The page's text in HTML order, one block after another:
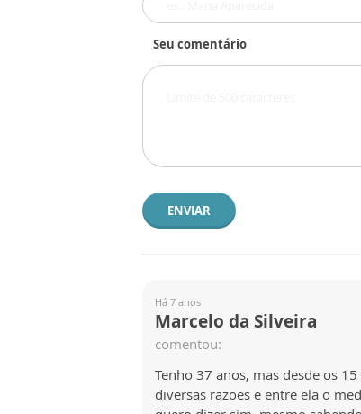
Seu comentário
ENVIAR
Há 7 anos
Marcelo da Silveira
comentou:
Tenho 37 anos, mas desde os
diversas razoes e entre ela o